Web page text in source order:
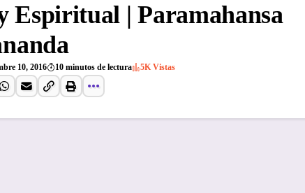
Espiritual | Paramahansa
10, 2016 10 minutos de lectura 5K Vistas